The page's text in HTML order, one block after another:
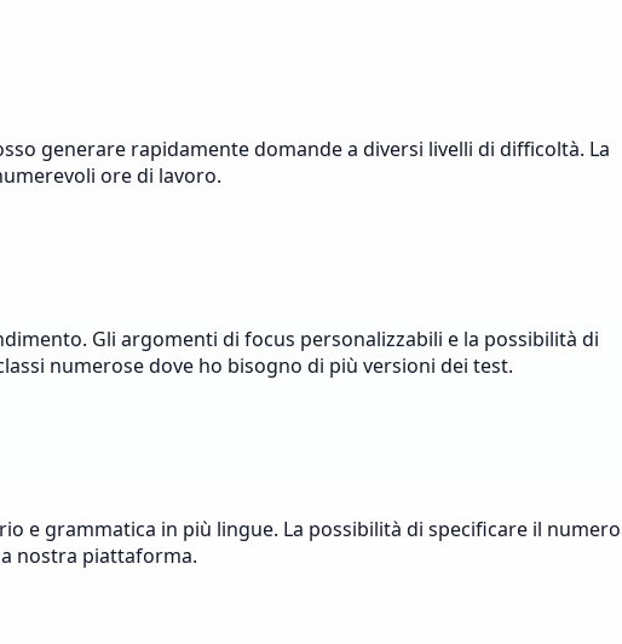
generare rapidamente domande a diversi livelli di difficoltà. La
ore di lavoro.
Gli argomenti di focus personalizzabili e la possibilità di
numerose dove ho bisogno di più versioni dei test.
e grammatica in più lingue. La possibilità di specificare il numero
nostra piattaforma.